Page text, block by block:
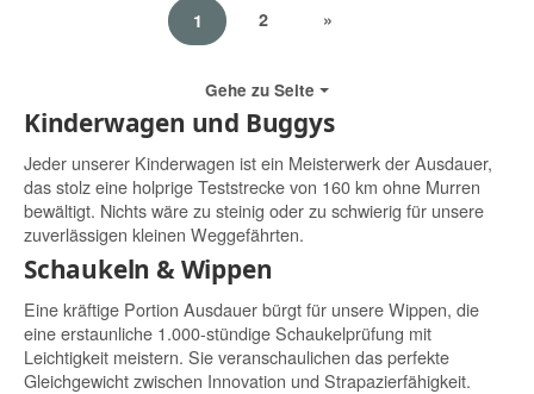
1 2 »
Gehe zu Seite
Kinderwagen und Buggys
Jeder unserer Kinderwagen ist ein Meisterwerk der Ausdauer,
das stolz eine holprige Teststrecke von 160 km ohne Murren
bewältigt. Nichts wäre zu steinig oder zu schwierig für unsere
zuverlässigen kleinen Weggefährten.
Schaukeln & Wippen
Eine kräftige Portion Ausdauer bürgt für unsere Wippen, die
eine erstaunliche 1.000-stündige Schaukelprüfung mit
Leichtigkeit meistern. Sie veranschaulichen das perfekte
Gleichgewicht zwischen Innovation und Strapazierfähigkeit.